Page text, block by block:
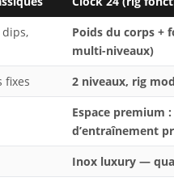
Poids du corps +
multi-niveaux)
fixes 2 niveaux, rig
Espace premium
d’entraînement
Inox luxury —